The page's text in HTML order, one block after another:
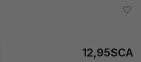
12,95$CA